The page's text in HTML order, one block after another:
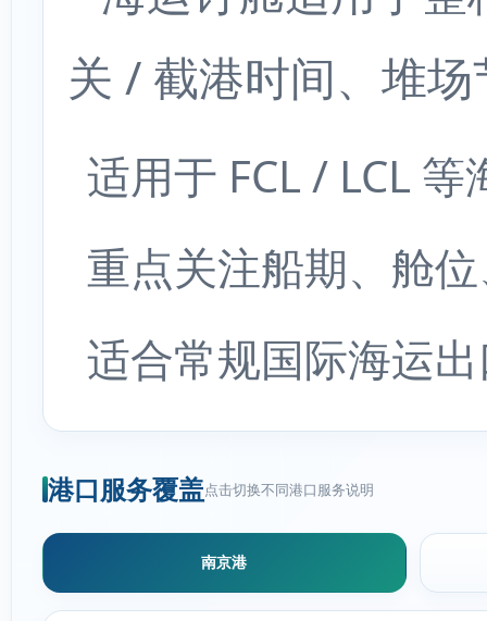
关 / 截港时间、堆
适用于 FCL / LCL
重点关注船期、舱
适合常规国际海运
港口服务覆盖点击切换不同港口服务说明
南京港